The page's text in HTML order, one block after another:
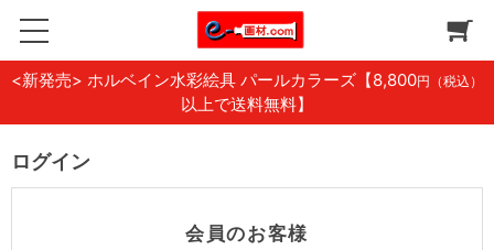
<新発売> ホルベイン水彩絵具 パールカラーズ 【8,800円（税込）
以上で送料無料】
ログイン
会員のお客様